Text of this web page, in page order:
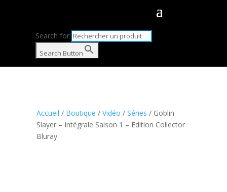
Search for:
Search Button
Accueil / Boutique / Vidéo / Séries / Goblin
Slayer – Intégrale Saison 1 – Edition Collector
Bluray